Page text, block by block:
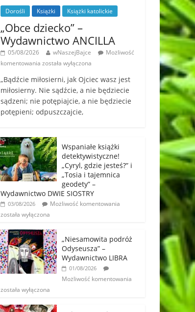
Dorośli Książki Książki katolickie
„Obce dziecko” –
Wydawnictwo ANCILLA
05/08/2026 wNaszejBajce
Możliwość
komentowania została wyłączona
„Bądźcie miłosierni, jak Ojciec wasz jest
miłosierny. Nie sądźcie, a nie będziecie
sądzeni; nie potępiajcie, a nie będziecie
potępieni; odpuszczajcie,
Wspaniałe książki
detektywistyczne!
„Cyryl, gdzie jesteś?” i
„Tosia i tajemnica
geodety” –
Wydawnictwo DWIE SIOSTRY
03/08/2026
Możliwość komentowania
została wyłączona
„Niesamowita podróż
Odyseusza” –
Wydawnictwo LIBRA
01/08/2026
Możliwość komentowania
została wyłączona